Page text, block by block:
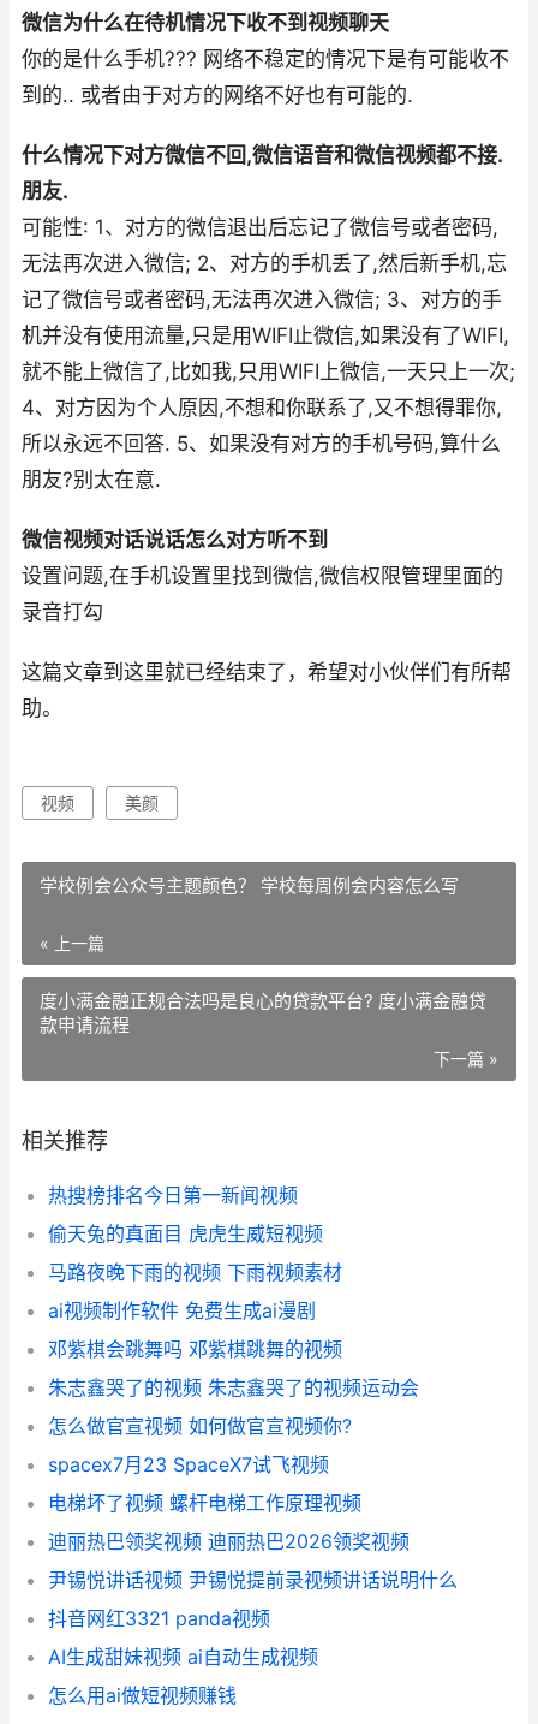
微信为什么在待机情况下收不到视频聊天
你的是什么手机??? 网络不稳定的情况下是有可能收不
到的.. 或者由于对方的网络不好也有可能的.
什么情况下对方微信不回,微信语音和微信视频都不接.
朋友.
可能性: 1、对方的微信退出后忘记了微信号或者密码,
无法再次进入微信; 2、对方的手机丢了,然后新手机,忘
记了微信号或者密码,无法再次进入微信; 3、对方的手
机并没有使用流量,只是用WIFI止微信,如果没有了WIFI,
就不能上微信了,比如我,只用WIFI上微信,一天只上一次;
4、对方因为个人原因,不想和你联系了,又不想得罪你,
所以永远不回答. 5、如果没有对方的手机号码,算什么
朋友?别太在意.
微信视频对话说话怎么对方听不到
设置问题,在手机设置里找到微信,微信权限管理里面的
录音打勾
这篇文章到这里就已经结束了，希望对小伙伴们有所帮
助。
视频 美颜
学校例会公众号主题颜色？ 学校每周例会内容怎么写
« 上一篇
度小满金融正规合法吗是良心的贷款平台? 度小满金融贷
款申请流程
下一篇 »
相关推荐
热搜榜排名今日第一新闻视频
偷天兔的真面目 虎虎生威短视频
马路夜晚下雨的视频 下雨视频素材
ai视频制作软件 免费生成ai漫剧
邓紫棋会跳舞吗 邓紫棋跳舞的视频
朱志鑫哭了的视频 朱志鑫哭了的视频运动会
怎么做官宣视频 如何做官宣视频你?
spacex7月23 SpaceX7试飞视频
电梯坏了视频 螺杆电梯工作原理视频
迪丽热巴领奖视频 迪丽热巴2026领奖视频
尹锡悦讲话视频 尹锡悦提前录视频讲话说明什么
抖音网红3321 panda视频
AI生成甜妹视频 ai自动生成视频
怎么用ai做短视频赚钱